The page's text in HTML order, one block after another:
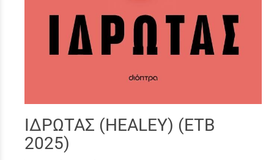
ΙΔΡΩΤΑΣ (HEALEY) (ETB
2025)